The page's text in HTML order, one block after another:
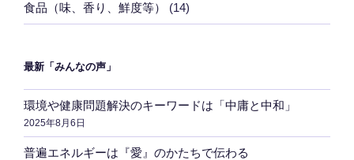
食品（味、香り、鮮度等） (14)
最新「みんなの声」
環境や健康問題解決のキーワードは「中庸と中和」
2025年8月6日
普遍エネルギーは『愛』のかたちで伝わる